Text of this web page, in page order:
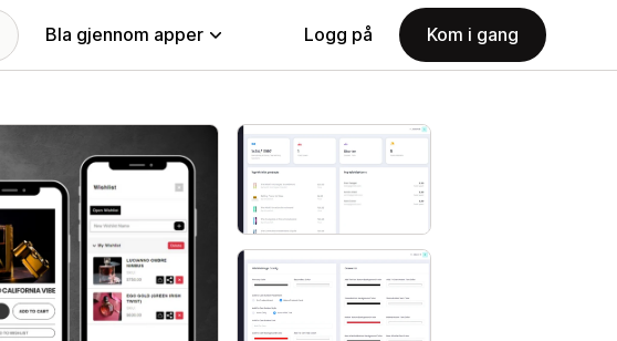
Bla gjennom apper Logg på Kom i gang